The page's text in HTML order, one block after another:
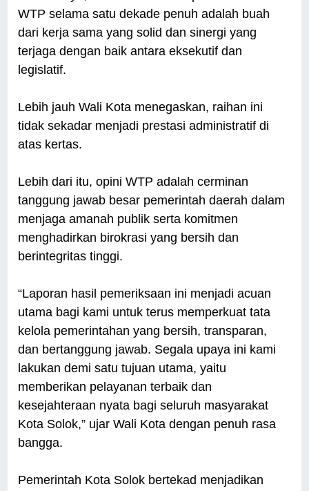
WTP selama satu dekade penuh adalah buah
dari kerja sama yang solid dan sinergi yang
terjaga dengan baik antara eksekutif dan
legislatif.
Lebih jauh Wali Kota menegaskan, raihan ini
tidak sekadar menjadi prestasi administratif di
atas kertas.
Lebih dari itu, opini WTP adalah cerminan
tanggung jawab besar pemerintah daerah dalam
menjaga amanah publik serta komitmen
menghadirkan birokrasi yang bersih dan
berintegritas tinggi.
“Laporan hasil pemeriksaan ini menjadi acuan
utama bagi kami untuk terus memperkuat tata
kelola pemerintahan yang bersih, transparan,
dan bertanggung jawab. Segala upaya ini kami
lakukan demi satu tujuan utama, yaitu
memberikan pelayanan terbaik dan
kesejahteraan nyata bagi seluruh masyarakat
Kota Solok,” ujar Wali Kota dengan penuh rasa
bangga.
Pemerintah Kota Solok bertekad menjadikan